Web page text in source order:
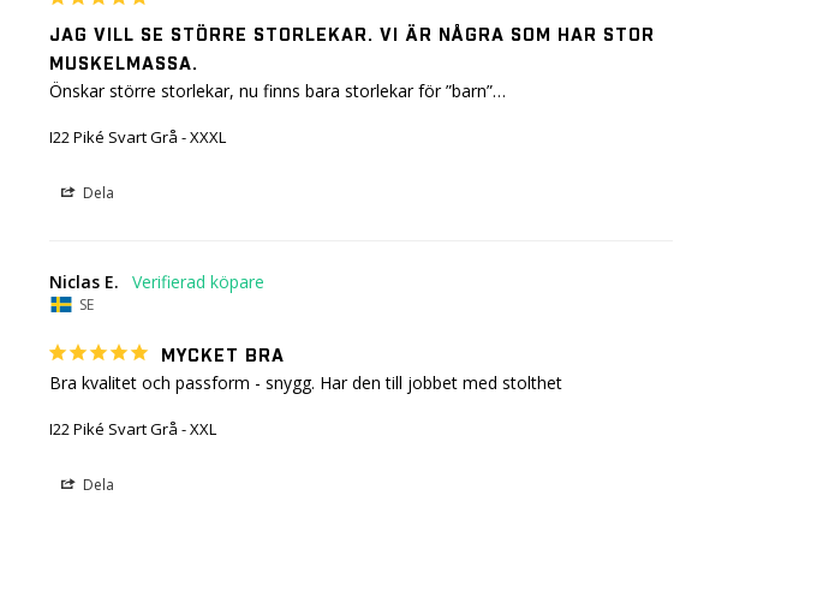
JAG VILL SE STÖRRE STORLEKAR. VI ÄR NÅGRA SOM HAR STOR
MUSKELMASSA.
Önskar större storlekar, nu finns bara storlekar för ”barn”…
I22 Piké Svart Grå - XXXL
Dela
Niclas E.
SE
MYCKET BRA
Bra kvalitet och passform - snygg. Har den till jobbet med stolthet
I22 Piké Svart Grå - XXL
Dela